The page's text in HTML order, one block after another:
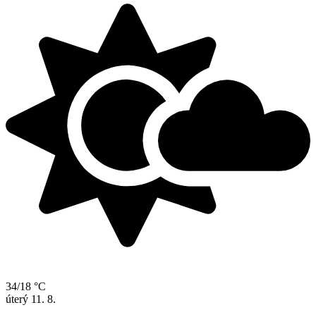
34/18 °C
úterý 11. 8.